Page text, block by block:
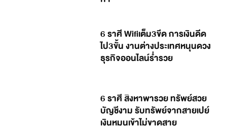
6 ราศี Wifiเต็ม3ขีด การเงินดีด
ไป3ขั้น งานต่างประเทศหนุนดวง
ธุรกิจออนไลน์ร่ำรวย
6 ราศี สิงหาพารวย ทรัพย์สวย
บัญชีงาม รับทรัพย์จากสายเปย์
เงินหมุนเข้าไม่ขาดสาย